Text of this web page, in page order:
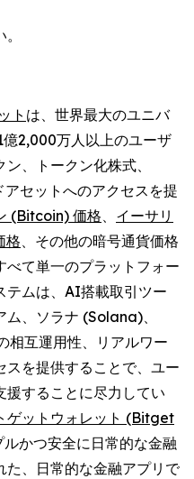
ト は、世界最大のユニバ
2,000万人以上のユーザ
、トークン化株式、
セットへのアクセスを提
(Bitcoin) 価格、 イーサリ
格、その他の暗号通貨価格
て単一のプラットフォー
テムは、AI搭載取引ツー
、ソラナ (Solana)、
相互運用性、リアルワー
スを提供することで、ユー
援することに尽力してい
ゲットウォレット (Bitget
かつ安全に日常的な金融
た、日常的な金融アプリで